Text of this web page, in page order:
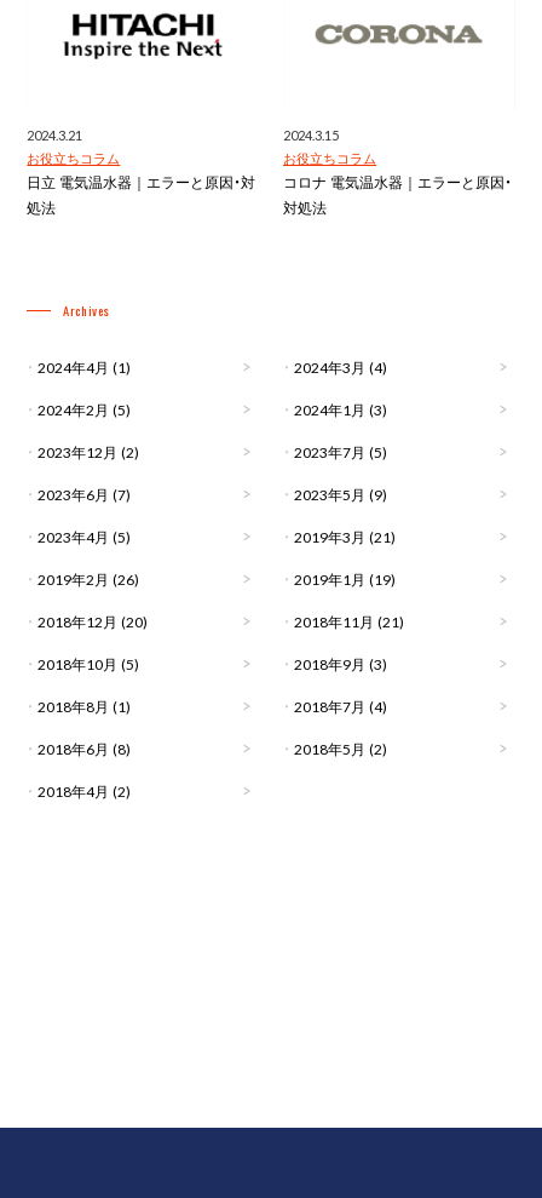
2024.3.21
お役立ちコラム
日立 電気温水器｜エラーと原因・対
処法
2024.3.15
お役立ちコラム
コロナ 電気温水器｜エラーと原因・
対処法
Archives
2024年4月 (1) 2024年3月 (4)
2024年2月 (5) 2024年1月 (3)
2023年12月 (2) 2023年7月 (5)
2023年6月 (7) 2023年5月 (9)
2023年4月 (5) 2019年3月 (21)
2019年2月 (26) 2019年1月 (19)
2018年12月 (20) 2018年11月 (21)
2018年10月 (5) 2018年9月 (3)
2018年8月 (1) 2018年7月 (4)
2018年6月 (8) 2018年5月 (2)
2018年4月 (2)